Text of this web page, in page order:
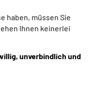
haben, müssen Sie
Ihnen keinerlei
unverbindlich und